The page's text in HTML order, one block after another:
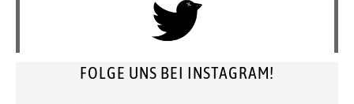
FOLGE UNS BEI INSTAGRAM!